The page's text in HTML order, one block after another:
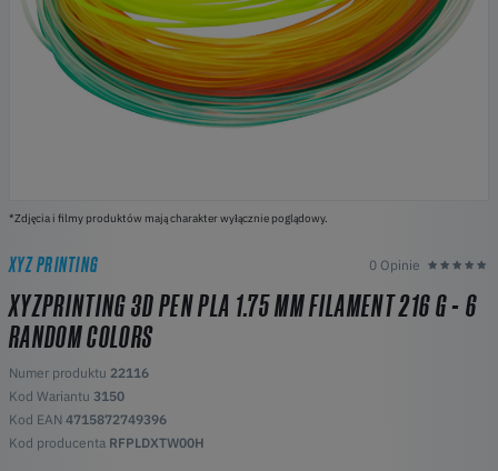
*Zdjęcia i filmy produktów mają charakter wyłącznie poglądowy.
XYZ PRINTING 0 Opinie
XYZPRINTING 3D PEN PLA 1.75 MM FILAMENT 216 G - 6
RANDOM COLORS
Numer produktu 22116
Kod Wariantu 3150
Kod EAN 4715872749396
Kod producenta RFPLDXTW00H